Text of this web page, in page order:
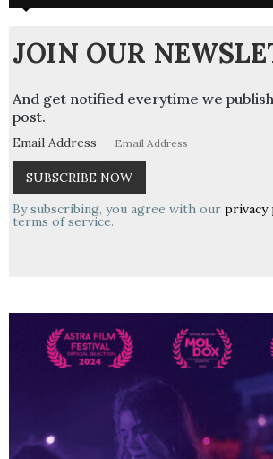
JOIN OUR
And get notified everytime we
post.
Email Address
By subscribing, you agree with our privacy
terms of service.